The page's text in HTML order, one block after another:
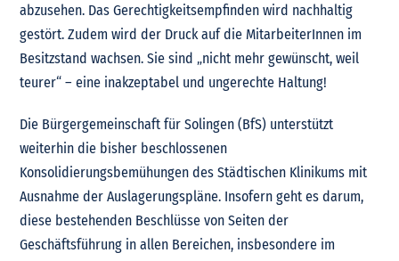
abzusehen. Das Gerechtigkeitsempfinden wird nachhaltig
gestört. Zudem wird der Druck auf die MitarbeiterInnen im
Besitzstand wachsen. Sie sind „nicht mehr gewünscht, weil
teurer“ – eine inakzeptabel und ungerechte Haltung!
Die Bürgergemeinschaft für Solingen (BfS) unterstützt
weiterhin die bisher beschlossenen
Konsolidierungsbemühungen des Städtischen Klinikums mit
Ausnahme der Auslagerungspläne. Insofern geht es darum,
diese bestehenden Beschlüsse von Seiten der
Geschäftsführung in allen Bereichen, insbesondere im